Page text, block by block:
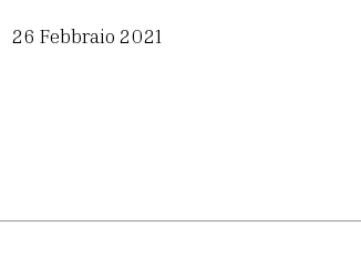
26 Febbraio 2021